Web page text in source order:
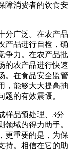
障消费者的饮食安
广泛。在农产品
产品进行自检，确
争力。在农产品批
的农产品进行快速
。在食品安全监管
，能够大大提高抽
的有效震慑。
样品预处理、3分
域的得力助手。
更重要的是，为保
持。相信在它的助